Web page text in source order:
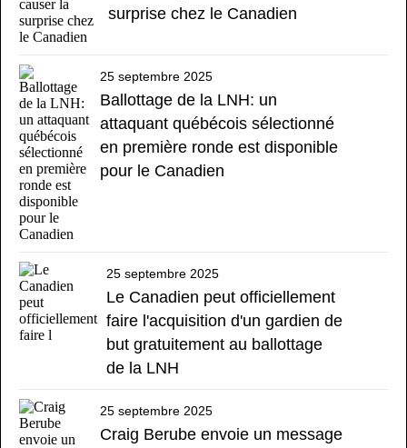
surprise chez le Canadien
25 septembre 2025
Ballottage de la LNH: un
attaquant québécois sélectionné
en première ronde est disponible
pour le Canadien
25 septembre 2025
Le Canadien peut officiellement
faire l'acquisition d'un gardien de
but gratuitement au ballottage
de la LNH
25 septembre 2025
Craig Berube envoie un message